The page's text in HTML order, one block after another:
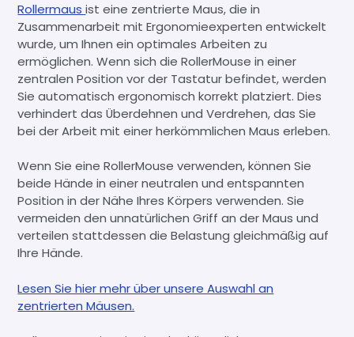
Rollermausist eine zentrierte Maus, die in
Zusammenarbeit mit Ergonomieexperten entwickelt
wurde, um Ihnen ein optimales Arbeiten zu
ermöglichen. Wenn sich die RollerMouse in einer
zentralen Position vor der Tastatur befindet, werden
Sie automatisch ergonomisch korrekt platziert. Dies
verhindert das Überdehnen und Verdrehen, das Sie
bei der Arbeit mit einer herkömmlichen Maus erleben.
Wenn Sie eine RollerMouse verwenden, können Sie
beide Hände in einer neutralen und entspannten
Position in der Nähe Ihres Körpers verwenden. Sie
vermeiden den unnatürlichen Griff an der Maus und
verteilen stattdessen die Belastung gleichmäßig auf
Ihre Hände.
Lesen Sie hier mehr über unsere Auswahl an
zentrierten Mäusen.